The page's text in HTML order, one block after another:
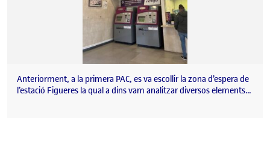
Anteriorment, a la primera PAC, es va escollir la zona d’espera de
l’estació Figueres la qual a dins vam analitzar diversos elements…